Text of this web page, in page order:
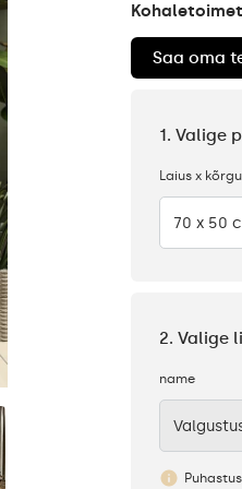
Saa oma
1. Valige
Laius x
70 x 50
2. Valige
name